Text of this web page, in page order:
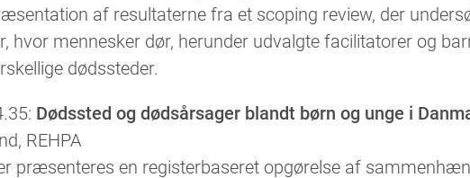
af resultaterne fra et scoping review, der
hvor mennesker dør, herunder udvalgte facilitatorer og
dødssteder.
Dødssted og dødsårsager blandt børn og unge i
REHPA
præsenteres en registerbaseret opgørelse af